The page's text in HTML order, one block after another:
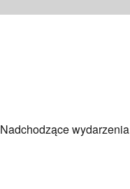
Nadchodzące wydarzenia